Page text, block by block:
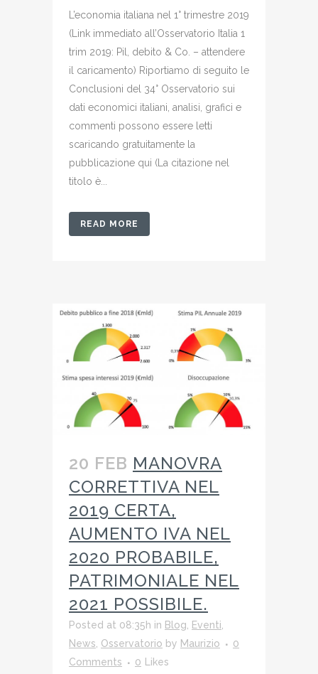
L’economia italiana nel 1° trimestre 2019
(Link immediato all’Osservatorio Italia 1
trim 2019: Pil, debito & Co. – attendere
il caricamento) Riportiamo di seguito le
Conclusioni del 34° Osservatorio sui
dati economici italiani, analisi, grafici e
commenti possono essere letti
scaricando gratuitamente la
pubblicazione qui (La citazione nel
titolo è...
READ MORE
20 FEB MANOVRA
CORRETTIVA NEL
2019 CERTA,
AUMENTO IVA NEL
2020 PROBABILE,
PATRIMONIALE NEL
2021 POSSIBILE.
Posted at 08:35h in Blog, Eventi,
News, Osservatorio by Maurizio
0
Comments
0 Likes